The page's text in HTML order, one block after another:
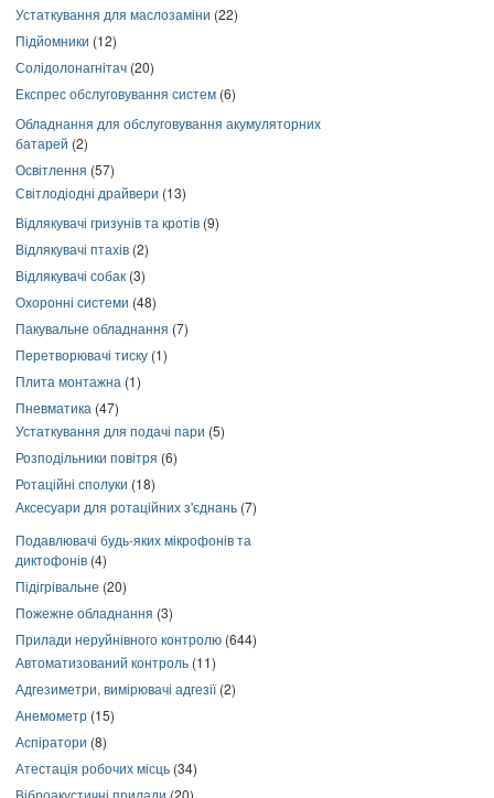
Устаткування для маслозаміни (22)
Підйомники (12)
Солідолонагнітач (20)
Експрес обслуговування систем (6)
Обладнання для обслуговування акумуляторних
батарей (2)
Освітлення (57)
Світлодіодні драйвери (13)
Відлякувачі гризунів та кротів (9)
Відлякувачі птахів (2)
Відлякувачі собак (3)
Охоронні системи (48)
Пакувальне обладнання (7)
Перетворювачі тиску (1)
Плита монтажна (1)
Пневматика (47)
Устаткування для подачі пари (5)
Розподільники повітря (6)
Ротаційні сполуки (18)
Аксесуари для ротаційних з'єднань (7)
Подавлювачі будь-яких мікрофонів та
диктофонів (4)
Підігрівальне (20)
Пожежне обладнання (3)
Прилади неруйнівного контролю (644)
Автоматизований контроль (11)
Адгезиметри, вимірювачі адгезії(2)
Анемометр (15)
Аспіратори (8)
Атестація робочих місць (34)
Віброакустичні прилади (20)